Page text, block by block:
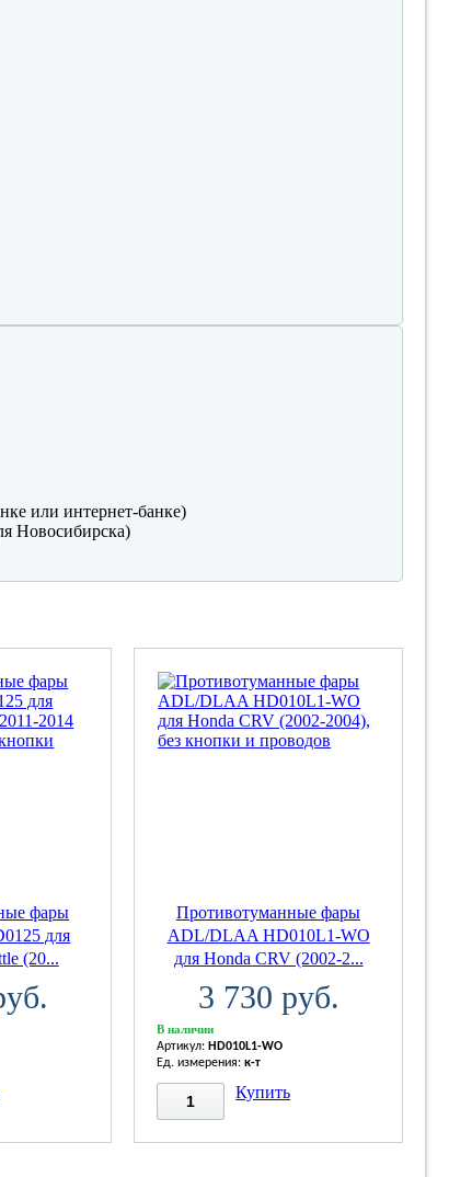
или интернет-банке)
Новосибирска)
фары
для
(20...
Противотуманные фары
ADL/DLAA HD010L1-WO
для Honda CRV (2002-2...
3 730 руб.
В наличии
Артикул: HD010L1-WO
Ед. измерения:к-т
Купить